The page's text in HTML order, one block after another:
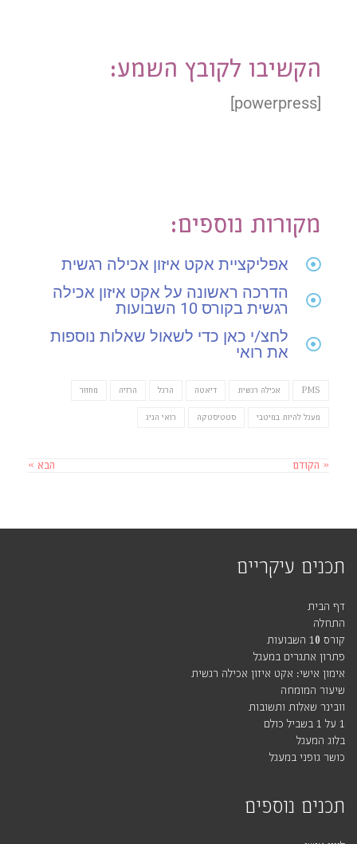
הקשיבו לקובץ השמע:
[powerpress]
מקורות נוספים:
אפליקציית אקט איזון אכילה רגשית
הדרכה ראשונה על אקט איזון אכילה
רגשית בקורס 10 השבועות
לחצ/י כאן כדי לשאול שאלות נוספות
את רואי
PMS אכילה רגשית דיאטה הרגל הרזיה מחזור
מעגל להיות במיטבי סטטיסטקה רואי הניג
« הקודם הבא »
תכנים עיקריים
דף הבית
התחלה
קורס 10 השבועות
פתרון אתגרים במעגל
אימון אישי: אקט איזון אכילה רגשית
שיעור המומחה
וובינר שאלות ותשובות
1 על 1 בשביל כולם
בלוג המעגל
כושר גופני במעגל
תכנים נוספים